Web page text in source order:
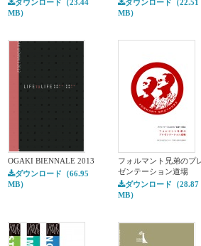
ダウンロード（23.44
MB）
ダウンロード（22.51
MB）
OGAKI BIENNALE 2013
ダウンロード（66.95
MB）
フォルマント兄弟のプ
ゼンテーション道場
ダウンロード（28.87
MB）